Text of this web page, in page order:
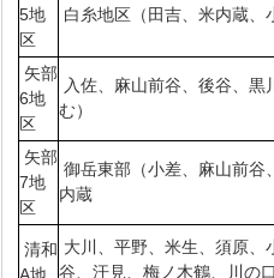
5地
区
白糸地区（田吉、米内蔵、
矢部
6地
区
入佐、麻山前谷、後谷、
む）
矢部
7地
区
御岳東部（小差、麻山前谷
内蔵
清和
A地
大川、平野、米生、須原、
谷、汗見、梅ノ木鶴、川の